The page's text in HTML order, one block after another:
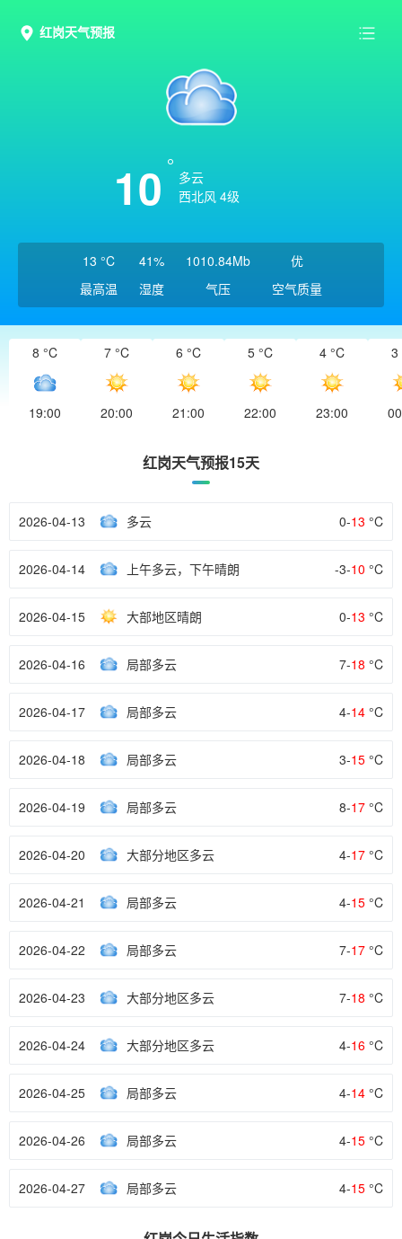
红岗天气预报
10
多云
西北风 4级
13 °C
最高温
41%
湿度
1010.84Mb
气压
优
空气质量
8 °C
19:00
7 °C
20:00
6 °C
21:00
5 °C
22:00
4 °C
23:00
3
红岗天气预报15天
2026-04-13 多云 0-13 °C
2026-04-14 上午多云，下午晴朗 -3-10 °C
2026-04-15 大部地区晴朗 0-13 °C
2026-04-16 局部多云 7-18 °C
2026-04-17 局部多云 4-14 °C
2026-04-18 局部多云 3-15 °C
2026-04-19 局部多云 8-17 °C
2026-04-20 大部分地区多云 4-17 °C
2026-04-21 局部多云 4-15 °C
2026-04-22 局部多云 7-17 °C
2026-04-23 大部分地区多云 7-18 °C
2026-04-24 大部分地区多云 4-16 °C
2026-04-25 局部多云 4-14 °C
2026-04-26 局部多云 4-15 °C
2026-04-27 局部多云 4-15 °C